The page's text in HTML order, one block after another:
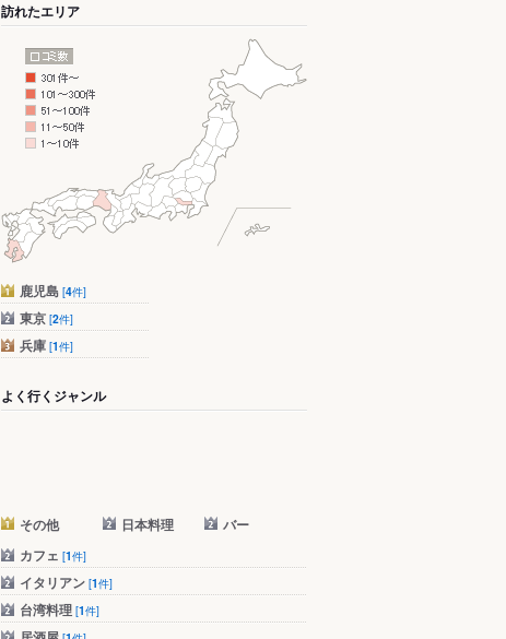
訪れたエリア
鹿児島 [4件]
東京 [2件]
兵庫 [1件]
よく行くジャンル
その他 日本料理
バー
カフェ [1件]
イタリアン [1件]
台湾料理 [1件]